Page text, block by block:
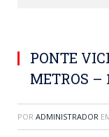
PONTE
METROS –
POR ADMINISTRADOR